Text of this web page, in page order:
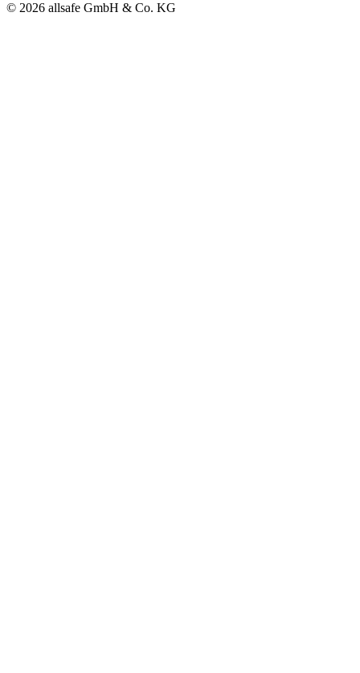
© 2026 allsafe GmbH & Co. KG